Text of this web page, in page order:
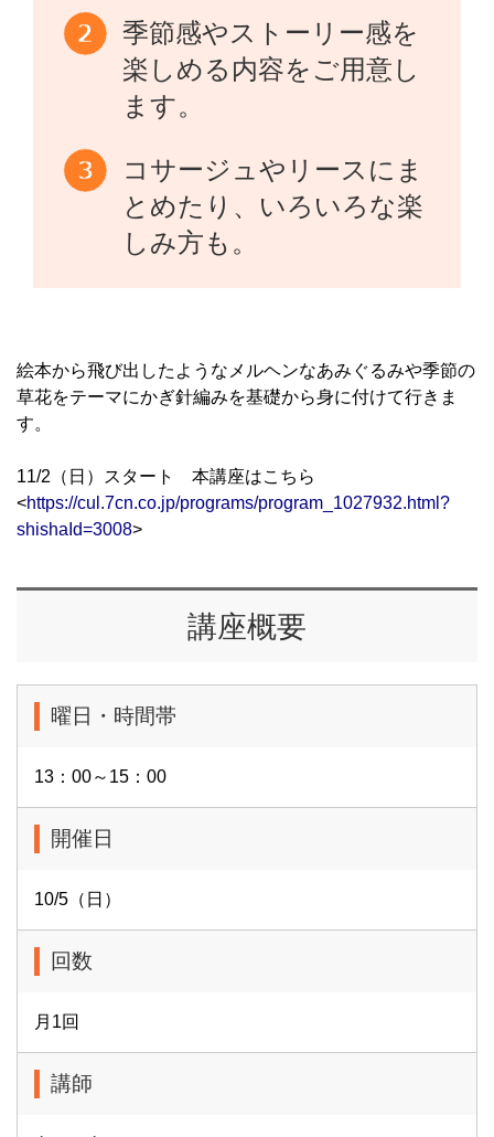
季節感やストーリー感を
楽しめる内容をご用意し
ます。
コサージュやリースにま
とめたり、いろいろな楽
しみ方も。
絵本から飛び出したようなメルヘンなあみぐるみや季節の
草花をテーマにかぎ針編みを基礎から身に付けて行きま
す。
11/2（日）スタート 本講座はこちら
<https://cul.7cn.co.jp/programs/program_1027932.html?
shishaId=3008>
講座概要
曜日・時間帯
13：00～15：00
開催日
10/5（日）
回数
月1回
講師